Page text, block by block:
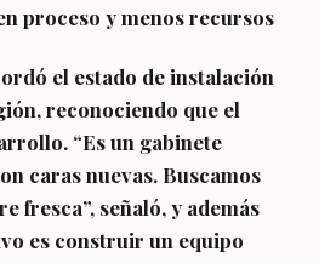
proceso y menos recursos
el estado de instalación
reconociendo que el
“Es un gabinete
caras nuevas. Buscamos
fresca”, señaló, y además
es construir un equipo